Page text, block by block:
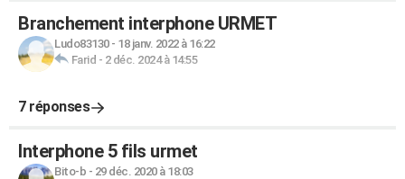
Branchement interphone URMET
Ludo83130- 18 janv. 2022 à 16:22
Farid - 2 déc. 2024 à 14:55
7 réponses
Interphone 5 fils urmet
Bito-b - 29 déc. 2020 à 18:03